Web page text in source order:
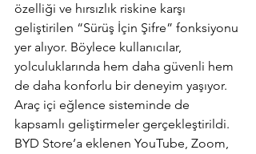
özelliği ve hırsızlık riskine karşı
geliştirilen “Sürüş İçin Şifre” fonksiyonu
yer alıyor. Böylece kullanıcılar,
yolculuklarında hem daha güvenli hem
de daha konforlu bir deneyim yaşıyor.
Araç içi eğlence sisteminde de
kapsamlı geliştirmeler gerçekleştirildi.
BYD Store’a eklenen YouTube, Zoom,